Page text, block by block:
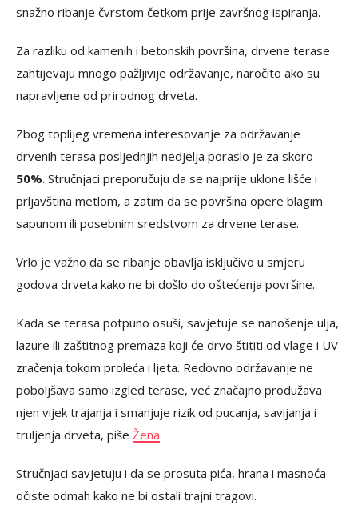
snažno ribanje čvrstom četkom prije završnog ispiranja.
Za razliku od kamenih i betonskih površina, drvene terase
zahtijevaju mnogo pažljivije održavanje, naročito ako su
napravljene od prirodnog drveta.
Zbog toplijeg vremena interesovanje za održavanje
drvenih terasa posljednjih nedjelja poraslo je za skoro
50%. Stručnjaci preporučuju da se najprije uklone lišće i
prljavština metlom, a zatim da se površina opere blagim
sapunom ili posebnim sredstvom za drvene terase.
Vrlo je važno da se ribanje obavlja isključivo u smjeru
godova drveta kako ne bi došlo do oštećenja površine.
Kada se terasa potpuno osuši, savjetuje se nanošenje ulja,
lazure ili zaštitnog premaza koji će drvo štititi od vlage i UV
zračenja tokom proleća i ljeta. Redovno održavanje ne
poboljšava samo izgled terase, već značajno produžava
njen vijek trajanja i smanjuje rizik od pucanja, savijanja i
truljenja drveta, piše Žena.
Stručnjaci savjetuju i da se prosuta pića, hrana i masnoća
očiste odmah kako ne bi ostali trajni tragovi.